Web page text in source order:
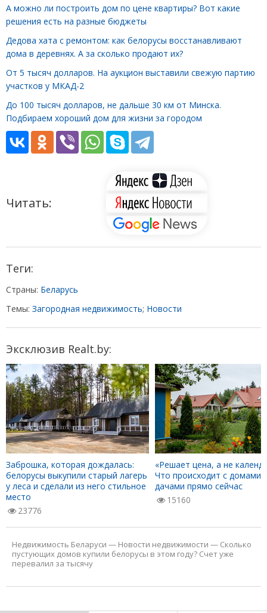
А можно ли построить дом по цене квартиры? Вот какие
решения есть на разные бюджеты
Дедова хата с ремонтом: как белорусы восстанавливают
дома в деревнях. А за сколько продают их?
От 5 тысяч долларов. На аукцион выставили свежую партию
участков у МКАД-2
До 100 тысяч долларов, не дальше 30 км от Минска.
Подбираем хороший дом для жизни за городом
Читать:
Теги:
Страны: Беларусь
Темы: Загородная недвижимость; Новости
Эксклюзив Realt.by:
Заброшка, которая дождалась:
белорусы выкупили старый лагерь
у леса и сделали из него стильное
место
23776
«Решает цена, а не
Что происходит с домами
дачами прямо сейчас
15160
Недвижимость Беларуси — Новости недвижимости — Сколько
пустующих домов купили белорусы в этом году? Счет уже
перевалил за тысячу